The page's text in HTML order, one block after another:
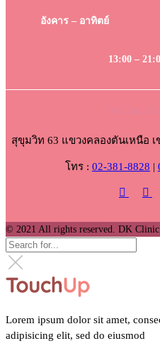
อังคาร – อาทิตย์
13:00 –
สุขุมวิท 63 แขวงคลองตันเหนือ
โทร : 02-381-8828 |
© 2021 All rights reserved. DK Clinic.
Lorem ipsum dolor sit amet,
adipisicing elit, sed do eiusmod